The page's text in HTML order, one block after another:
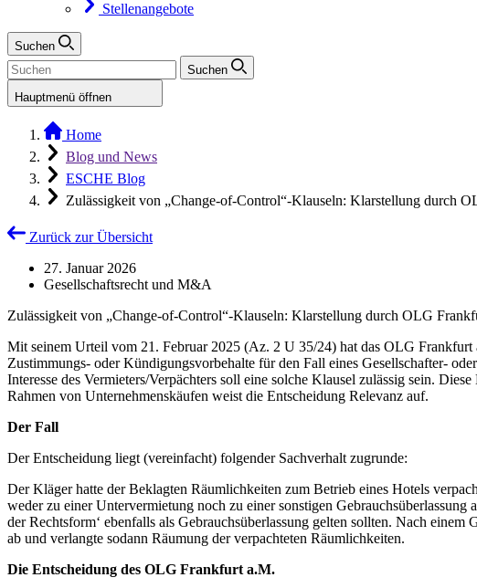
Stellenangebote
Suchen
Suchen
Hauptmenü öffnen
Home
Blog und News
ESCHE Blog
Zulässigkeit von „Change-of-Control“-Klauseln: Klarstellung durch
Zurück zur Übersicht
27. Januar 2026
Gesellschaftsrecht und M&A
Zulässigkeit von „Change-of-Control“-Klauseln: Klarstellung durch OLG
Mit seinem Urteil vom 21. Februar 2025 (Az. 2 U 35/24) hat das OLG
Zustimmungs- oder Kündigungsvorbehalte für den Fall eines Gesellschafter-
Interesse des Vermieters/Verpächters soll eine solche Klausel zulässig sein.
Rahmen von Unternehmenskäufen weist die Entscheidung Relevanz auf.
Der Fall
Der Entscheidung liegt (vereinfacht) folgender Sachverhalt zugrunde:
Der Kläger hatte der Beklagten Räumlichkeiten zum Betrieb eines Hotels
weder zu einer Untervermietung noch zu einer sonstigen
der Rechtsform‘ ebenfalls als Gebrauchsüberlassung gelten sollten. Nach
ab und verlangte sodann Räumung der verpachteten Räumlichkeiten.
Die Entscheidung des OLG Frankfurt a.M.